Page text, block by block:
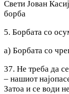
Свети Јован
борба
5. Борбата со
а) Борбата со
37. Не треба да
– нашиот
Затоа и се води